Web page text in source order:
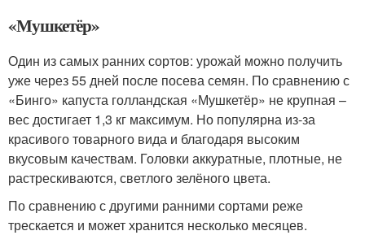
«Мушкетёр»
Один из самых ранних сортов: урожай можно получить
уже через 55 дней после посева семян. По сравнению с
«Бинго» капуста голландская «Мушкетёр» не крупная –
вес достигает 1,3 кг максимум. Но популярна из-за
красивого товарного вида и благодаря высоким
вкусовым качествам. Головки аккуратные, плотные, не
растрескиваются, светлого зелёного цвета.
По сравнению с другими ранними сортами реже
трескается и может хранится несколько месяцев.